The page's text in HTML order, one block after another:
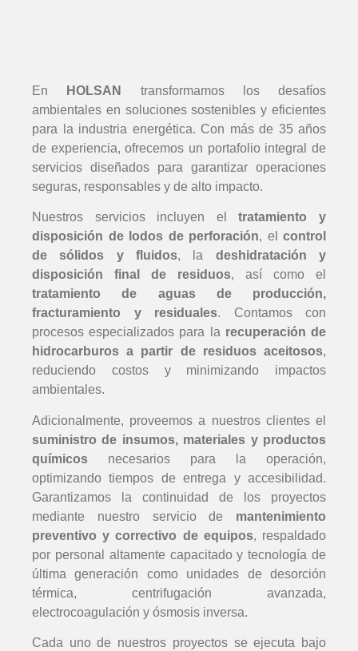
En HOLSAN
transformamos los desafíos
ambientales en soluciones sostenibles y eficientes
para la industria energética. Con más de 35 años
de experiencia, ofrecemos un portafolio integral de
servicios diseñados para garantizar operaciones
seguras, responsables y de alto impacto.
Nuestros servicios incluyen eltratamiento y
disposición de lodos de perforación, el control
de sólidos y fluidos, la deshidratación y
disposición final de residuos, así como el
tratamiento de aguas de producción,
fracturamiento y residuales. Contamos con
procesos especializados para la recuperación de
hidrocarburos a partir de residuos aceitosos,
reduciendo costos y minimizando impactos
ambientales.
Adicionalmente, proveemos a nuestros clientes el
suministro de insumos, materiales y productos
químicos necesarios para la operación,
optimizando tiempos de entrega y accesibilidad.
Garantizamos la continuidad de los proyectos
mediante nuestro servicio de mantenimiento
preventivo y correctivo de equipos, respaldado
por personal altamente capacitado y tecnología de
última generación como unidades de desorción
térmica, centrifugación avanzada,
electrocoagulación y ósmosis inversa.
Cada uno de nuestros proyectos se ejecuta bajo